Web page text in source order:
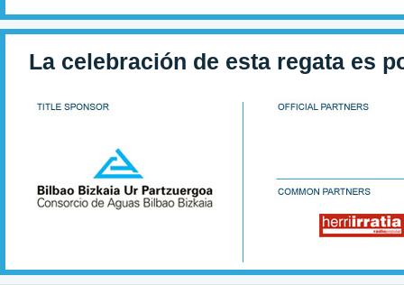
La celebración de esta regata es